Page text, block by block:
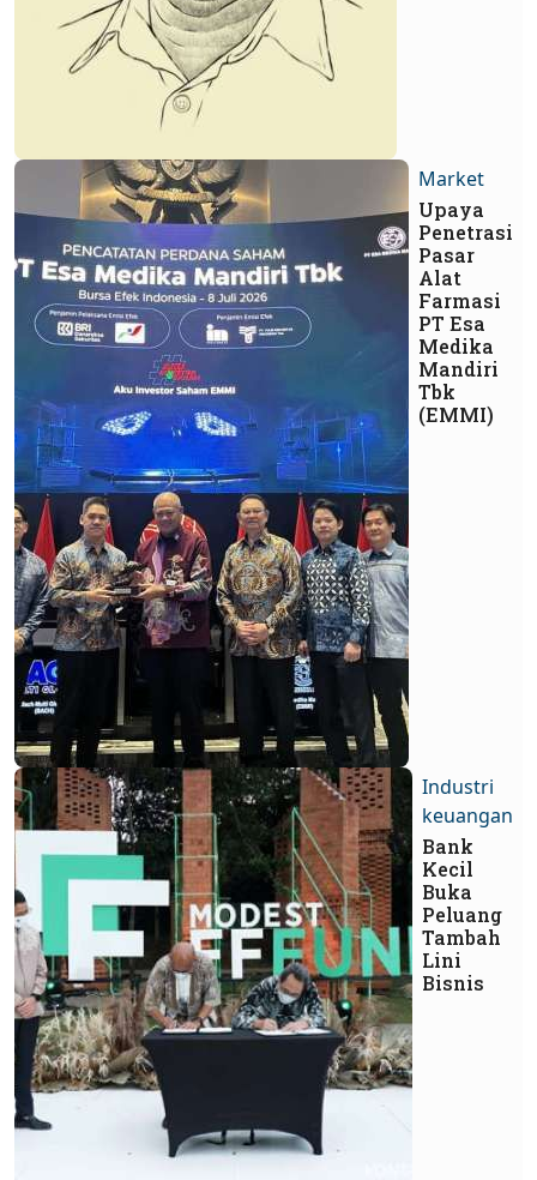
Market
Upaya
Penetrasi
Pasar
Alat
Farmasi
PT Esa
Medika
Mandiri
Tbk
(EMMI)
Industri
keuangan
Bank
Kecil
Buka
Peluang
Tambah
Lini
Bisnis